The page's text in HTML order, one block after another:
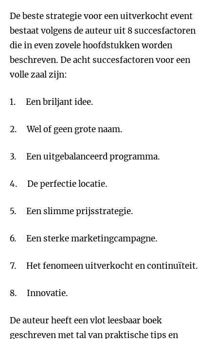
De beste strategie voor een uitverkocht event
bestaat volgens de auteur uit 8 succesfactoren
die in even zovele hoofdstukken worden
beschreven. De acht succesfactoren voor een
volle zaal zijn:
1. Een briljant idee.
2. Wel of geen grote naam.
3. Een uitgebalanceerd programma.
4. De perfectie locatie.
5. Een slimme prijsstrategie.
6. Een sterke marketingcampagne.
7. Het fenomeen uitverkocht en continuïteit.
8. Innovatie.
De auteur heeft een vlot leesbaar boek
geschreven met tal van praktische tips en